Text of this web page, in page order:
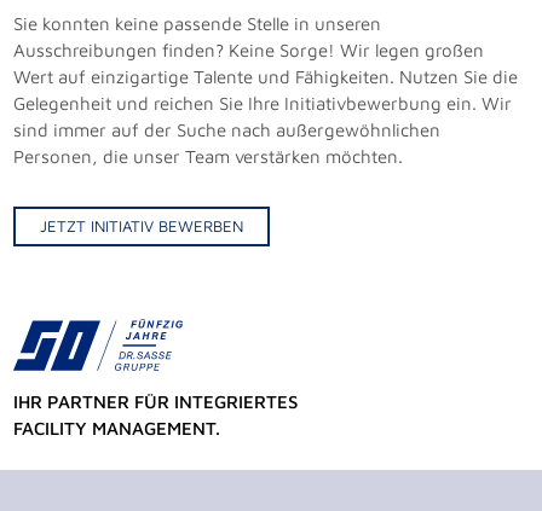
Sie konnten keine passende Stelle in unseren
Ausschreibungen finden? Keine Sorge! Wir legen großen
Wert auf einzigartige Talente und Fähigkeiten. Nutzen Sie die
Gelegenheit und reichen Sie Ihre Initiativbewerbung ein. Wir
sind immer auf der Suche nach außergewöhnlichen
Personen, die unser Team verstärken möchten.
JETZT INITIATIV BEWERBEN
IHR PARTNER FÜR INTEGRIERTES
FACILITY MANAGEMENT.